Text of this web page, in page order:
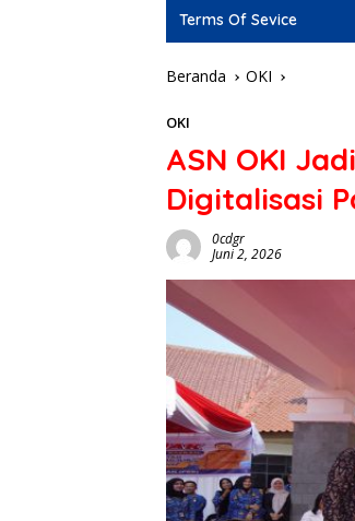
Terms Of Sevice
Beranda OKI
OKI
ASN OKI
Digitalisasi
0cdgr
Juni 2, 2026